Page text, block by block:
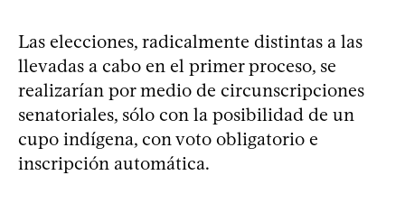
Las elecciones, radicalmente distintas a las
llevadas a cabo en el primer proceso, se
realizarían por medio de circunscripciones
senatoriales, sólo con la posibilidad de un
cupo indígena, con voto obligatorio e
inscripción automática.